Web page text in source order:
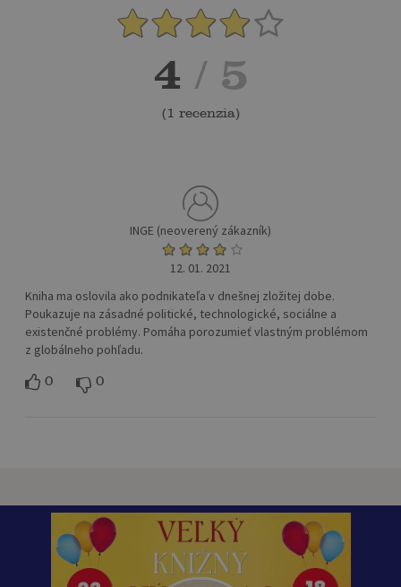
4 / 5
(1 recenzia)
INGE (neoverený zákazník)
12. 01. 2021
Kniha ma oslovila ako podnikateľa v dnešnej zložitej dobe.
Poukazuje na zásadné politické, technologické, sociálne a
existenčné problémy. Pomáha porozumieť vlastným problémom
z globálneho pohľadu.
0 0